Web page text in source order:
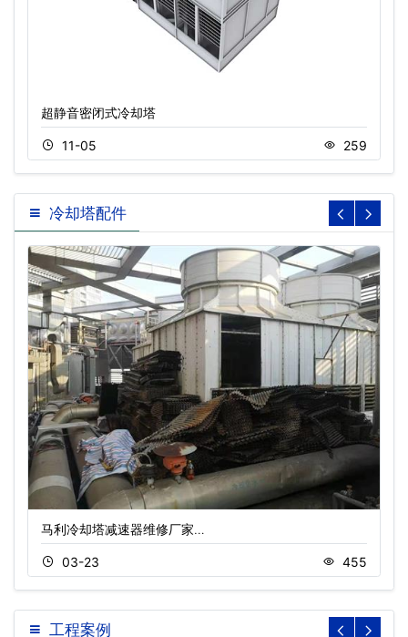
超静音密闭式冷却塔
11-05 259
冷却塔配件
马利冷却塔减速器维修厂家…
03-23 455
工程案例